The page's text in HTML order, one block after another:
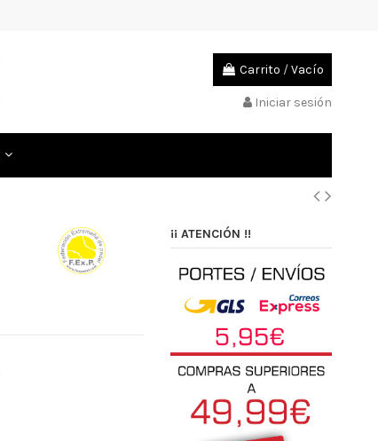
Carrito /Vacío
Iniciar sesión
¡¡ ATENCIÓN !!